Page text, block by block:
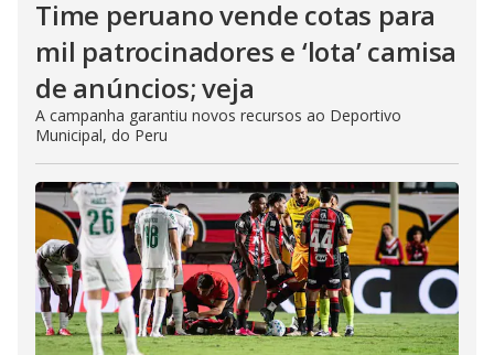
Time peruano vende cotas para
mil patrocinadores e ‘lota’ camisa
de anúncios; veja
A campanha garantiu novos recursos ao Deportivo
Municipal, do Peru